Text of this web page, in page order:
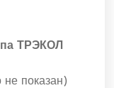
ТРЭКОЛ
не показан)